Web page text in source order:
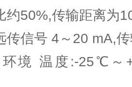
约50%,传输距离为
传信号 4～20 mA,
环境 温度:-25℃